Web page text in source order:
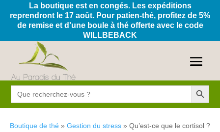
La boutique est en congés. Les expéditions
reprendront le 17 août. Pour patien-thé, profitez de 5%
de remise et d'une boule à thé offerte avec le code
WILLBEBACK
Search
for:
Search Button
Boutique de thé » Gestion du stress » Qu’est-ce que le cortisol ?